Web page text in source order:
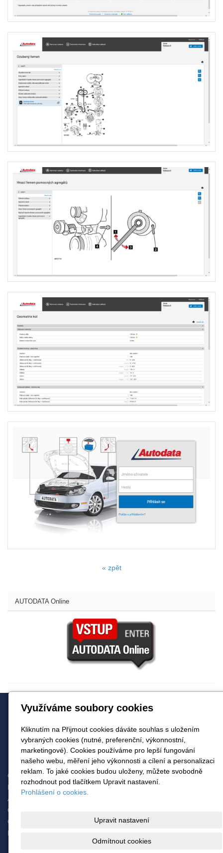
« zpět
AUTODATA Online
AKADEA s.r.o.
info@autodata.cz
481 323 931, 603 840 306
481 323 712
O nás
Produkty
Autodata Ltd
Obchodní podmínky
Ochrana osobních údajů
Kontakt
Využíváme soubory cookies
Kliknutím na Přijmout cookies dáváte souhlas s uložením
vybraných cookies (nutné, preferenční, výkonnostní,
marketingové). Cookies používáme pro lepší fungování
našeho webu, měření jeho výkonnosti a cílení a personalizaci
reklam. To jaké cookies budou uloženy, můžete svobodně
rozhodnout pod tlačítkem Upravit nastavení.
Prohlášení o cookies.
Upravit nastavení
Odmítnout cookies